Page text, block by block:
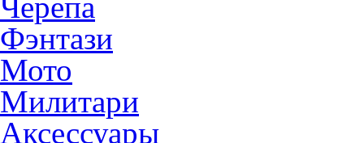
Фэнтази
Мото
Милитари
Аксессуары